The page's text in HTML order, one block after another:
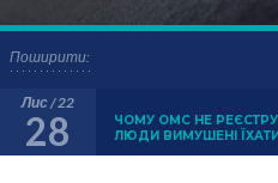
Поширити:
Лис / 22
28
ЧОМУ ОМС НЕ
ЛЮДИ ВИМУШЕНІ